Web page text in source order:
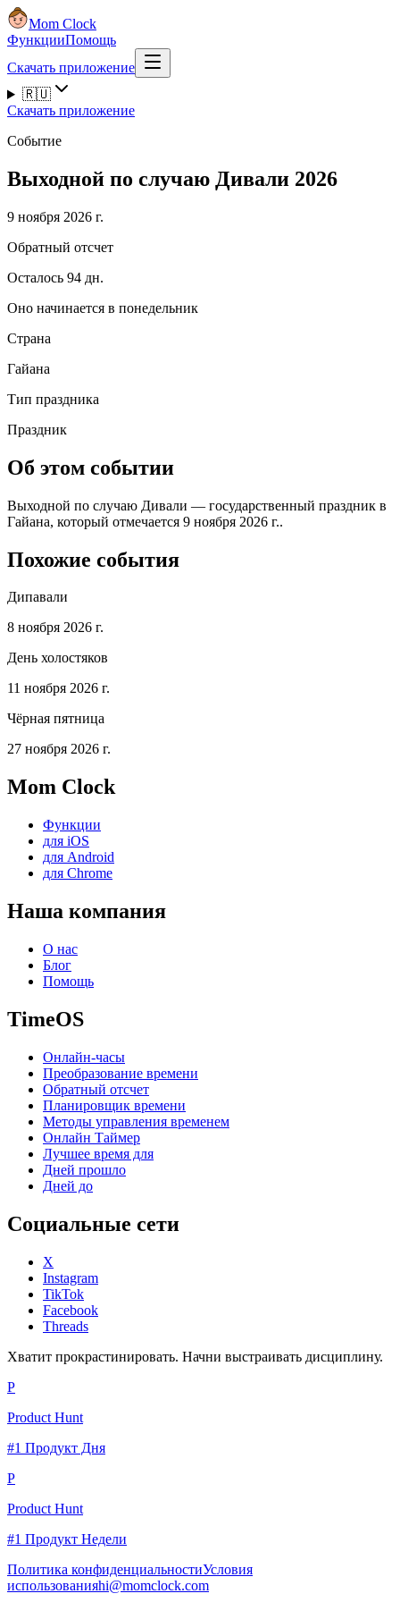
Mom Clock
ФункцииПомощь
Скачать приложение
🇷🇺
Скачать приложение
Событие
Выходной по случаю Дивали 2026
9 ноября 2026 г.
Обратный отсчет
Осталось 94 дн.
Оно начинается в понедельник
Страна
Гайана
Тип праздника
Праздник
Об этом событии
Выходной по случаю Дивали — государственный праздник в
Гайана, который отмечается 9 ноября 2026 г..
Похожие события
Дипавали
8 ноября 2026 г.
День холостяков
11 ноября 2026 г.
Чёрная пятница
27 ноября 2026 г.
Mom Clock
Функции
для iOS
для Android
для Chrome
Наша компания
О нас
Блог
Помощь
TimeOS
Онлайн-часы
Преобразование времени
Обратный отсчет
Планировщик времени
Методы управления временем
Онлайн Таймер
Лучшее время для
Дней прошло
Дней до
Социальные сети
X
Instagram
TikTok
Facebook
Threads
Хватит прокрастинировать. Начни выстраивать дисциплину.
P
Product Hunt
#1 Продукт Дня
P
Product Hunt
#1 Продукт Недели
Политика конфиденциальностиУсловия
использованияhi@momclock.com